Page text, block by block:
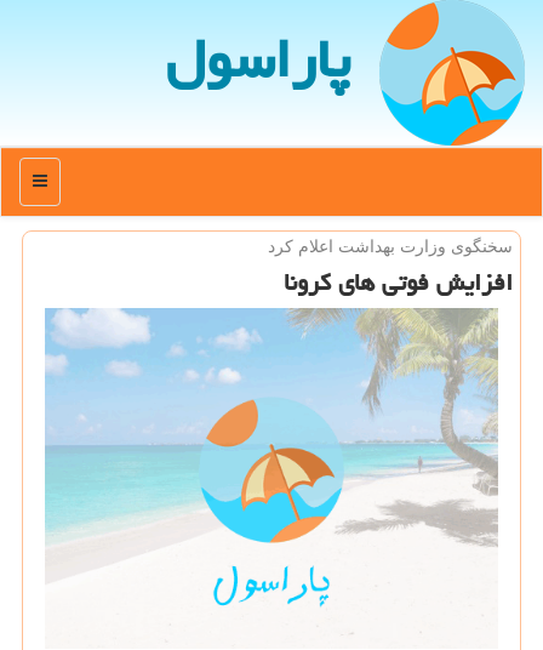
پاراسول
منو
سخنگوی وزارت بهداشت اعلام كرد
افزایش فوتی های كرونا